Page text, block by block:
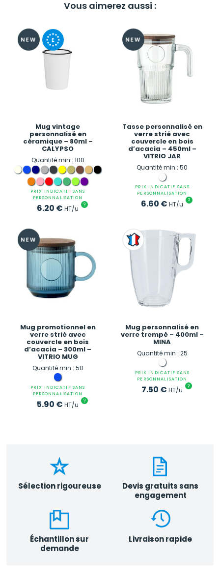
Vous aimerez aussi :
Mug vintage
personnalisé en
céramique – 80ml –
CALYPSO
Quantité min : 100
PRIX INDICATIF SANS
PERSONNALISATION
6.20 € HT/u ?
Tasse personnalisé en
verre strié avec
couvercle en bois
d’acacia – 450ml –
VITRIO JAR
Quantité min : 50
PRIX INDICATIF SANS
PERSONNALISATION
6.60 € HT/u ?
Mug promotionnel en
verre strié avec
couvercle en bois
d’acacia – 300ml –
VITRIO MUG
Quantité min : 50
PRIX INDICATIF SANS
PERSONNALISATION
5.90 € HT/u ?
Mug personnalisé en
verre trempé – 400ml –
MINA
Quantité min : 25
PRIX INDICATIF SANS
PERSONNALISATION
7.50 € HT/u ?
Sélection rigoureuse
Devis gratuits sans
engagement
Échantillon sur
demande
Livraison rapide